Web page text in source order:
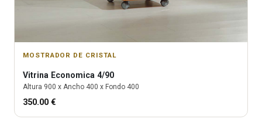
MOSTRADOR DE CRISTAL
Vitrina Economica 4/90
Altura 900 x Ancho 400 x Fondo 400
350.00 €